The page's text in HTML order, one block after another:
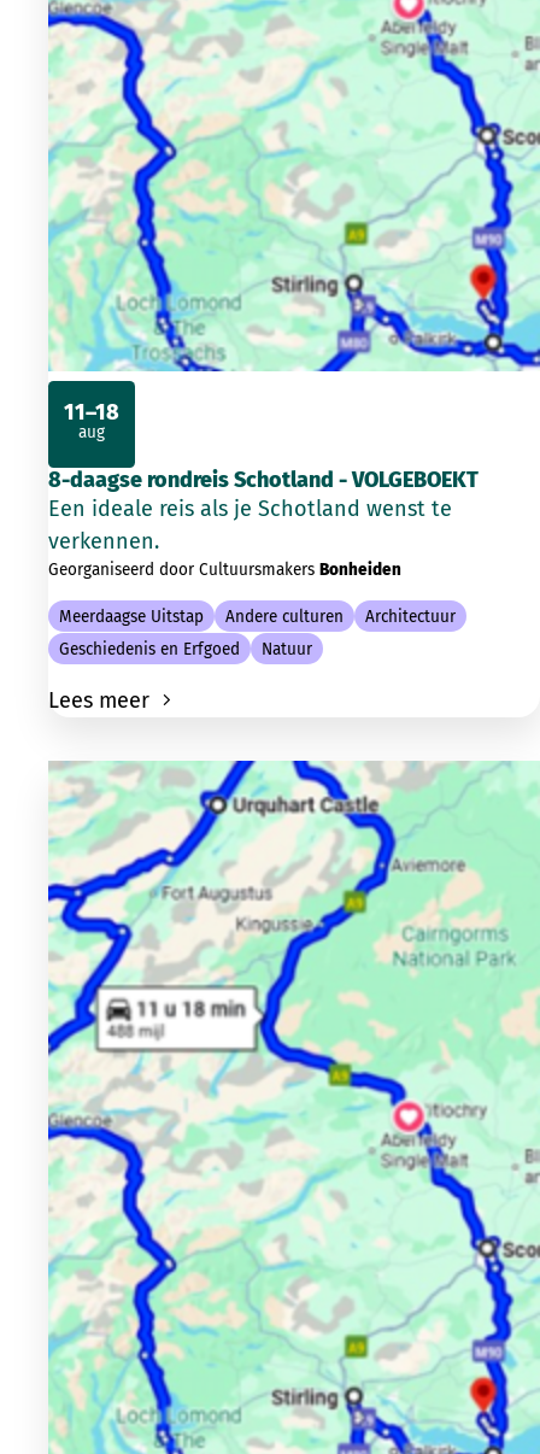
8-daagse rondreis Schotland - VOLGEBOEKT
Een ideale reis als je Schotland wenst te
verkennen.
Georganiseerd door Cultuursmakers Bonheiden
Meerdaagse Uitstap Andere culturen
Architectuur
Geschiedenis en Erfgoed
Natuur
Lees meer
11–18
aug
2026